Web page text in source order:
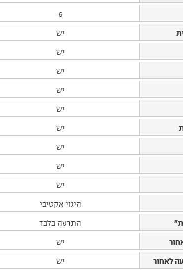
6
יש
יש
יש
יש
יש
יש
יש
יש
יש
היגוי אקטיבי
התרעה בלבד
יש
לאחור יש